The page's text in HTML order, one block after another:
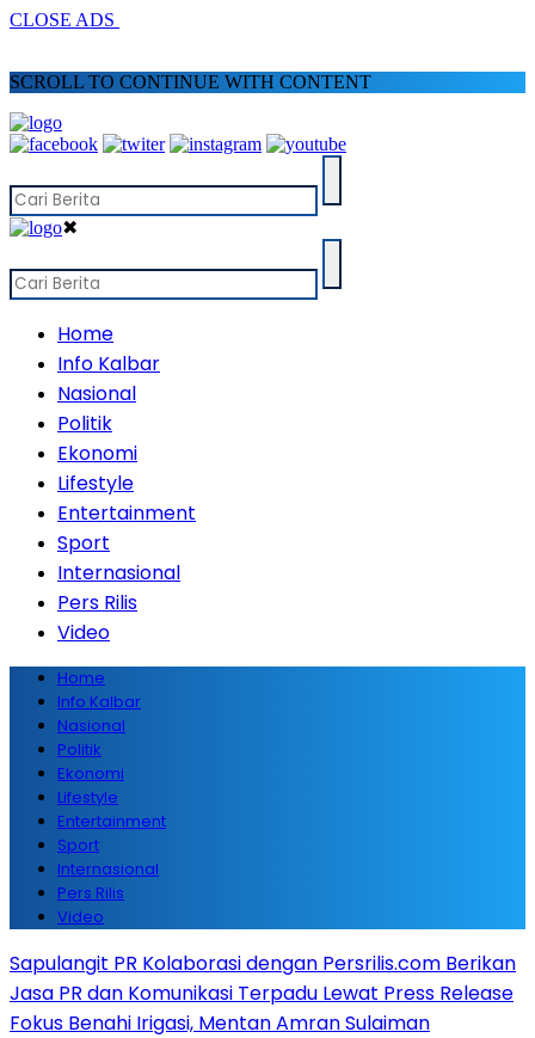
CLOSE ADS
SCROLL TO CONTINUE WITH CONTENT
✖
Home
Info Kalbar
Nasional
Politik
Ekonomi
Lifestyle
Entertainment
Sport
Internasional
Pers Rilis
Video
Home
Info Kalbar
Nasional
Politik
Ekonomi
Lifestyle
Entertainment
Sport
Internasional
Pers Rilis
Video
Sapulangit PR Kolaborasi dengan Persrilis.com Berikan
Jasa PR dan Komunikasi Terpadu Lewat Press Release
Fokus Benahi Irigasi, Mentan Amran Sulaiman